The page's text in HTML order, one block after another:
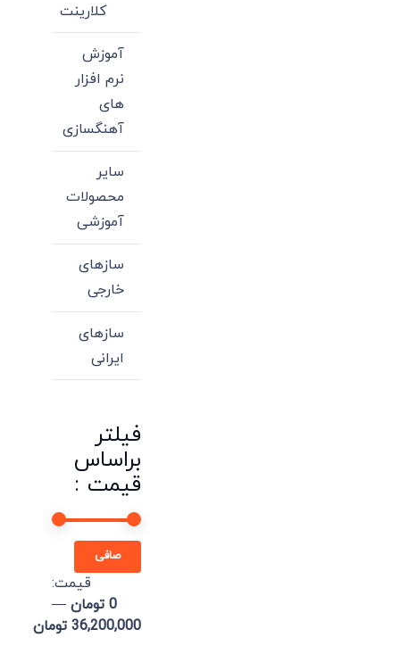
کلارینت
آموزش
نرم افزار
های
آهنگسازی
سایر
محصولات
آموزشی
سازهای
خارجی
سازهای
ایرانی
فیلتر
براساس
قیمت :
صافی
قيمت:
0 تومان
—
36,200,000 تومان